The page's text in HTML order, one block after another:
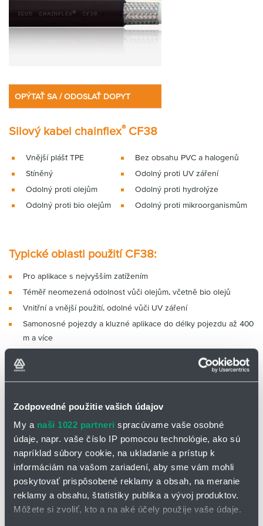
Zodpovedné použitie vašich údajov
My a naši 1022 partneri spracúvame vaše osobné
údaje, napr. vaše číslo IP pomocou technológie, ako sú
napríklad súbory cookie, na ukladanie a prístup k
informáciám na vašom zariadení, aby sme vám mohli
poskytovať prispôsobené reklamy a obsah, na meranie
reklamy a obsahu, štatistiky publika a vývoj produktov.
Môžete si zvoliť, kto a na aké účely použije vaše údaje.
OPÝTAŤ SA / ODOSLAŤ DOPYT
Silový kabel chainflex®CF38
Vnější plášť TPE
Stíněný
Odolný proti olejům
Odolný proti bio olejům
Bez obsahu PVC a halogenů
Odolný proti UV záření
Odolný proti hydrolýze
Odolný proti mikroorganismům
Typické oblasti použití CF38:
Pro aplikace s nejvyšším zatížením
Téměř neomezená odolnost vůči olejům, včetně bio olejů
Vnitřní a vnější použití, odolné vůči UV záření
Samonosné pojezdy a kluzné aplikace do délky pojezdu až 400
m a více
regály, obráběcí jednotky/obráběcí stroje, rychlá manipulace,
čisté provozy, vkládání polovodičů, vykládání nákladů, vnější
Speciální, vysoce ohebný
Energetický vodič opletený
šňůrou s vysokou pevností
v tahu
Vnitřní plášť z vyplňující,
pod tlakem vytlačované